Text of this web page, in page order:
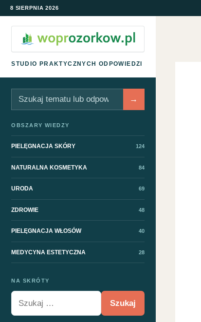
8 SIERPNIA 2026
STUDIO PRAKTYCZNYCH ODPOWIEDZI
Szukaj →
OBSZARY WIEDZY
PIELĘGNACJA SKÓRY 124
NATURALNA KOSMETYKA 84
URODA 69
ZDROWIE 48
PIELĘGNACJA WŁOSÓW 40
MEDYCYNA ESTETYCZNA 28
NA SKRÓTY